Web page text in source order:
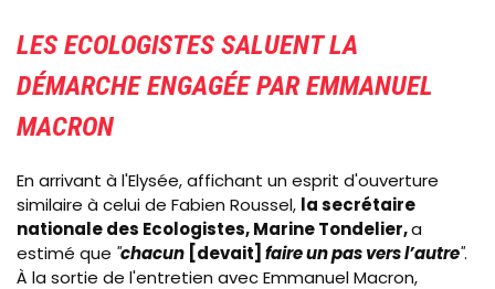
LES ECOLOGISTES SALUENT LA
DÉMARCHE ENGAGÉE PAR EMMANUEL
MACRON
En arrivant à l'Elysée, affichant un esprit d'ouverture
similaire à celui de Fabien Roussel, la secrétaire
nationale des Ecologistes, Marine Tondelier,a
estimé que "chacun [devait] faire un pas vers l’autre".
À la sortie de l'entretien avec Emmanuel Macron,